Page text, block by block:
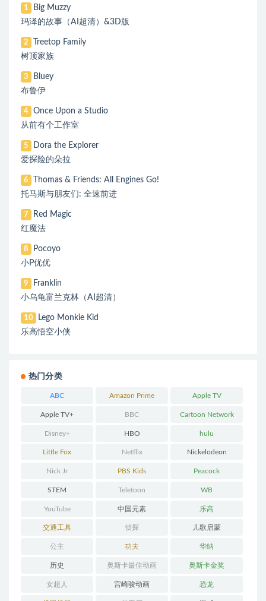
1
Big Muzzy
玛泽的故事（AI超清）&3D版
2
Treetop Family
树顶家族
3
Bluey
布鲁伊
4
Once Upon a Studio
从前有个工作室
5
Dora the Explorer
爱探险的朵拉
6
Thomas & Friends: All Engines Go!
托马斯与朋友们: 全速前进
7
Red Magic
红魔法
8
Pocoyo
小P优优
9
Franklin
小乌龟富兰克林（AI超清）
10
Lego Monkie Kid
乐高悟空小侠
热门分类
ABC Amazon Prime Apple TV
Apple TV+ BBC Cartoon Network
Disney+ HBO hulu
Little Fox Netflix Nickelodeon
Nick Jr PBS Kids Peacock
STEM Teletoon WB
YouTube 中国元素 乐高
交通工具 侦探 儿歌启蒙
公主 功夫 华纳
历史 奥斯卡最佳动画 奥斯卡金奖
女超人 宫崎骏动画 恐龙